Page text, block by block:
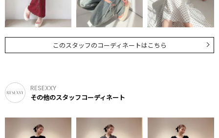
このスタッフのコーディネートはこちら
RESEXXY
その他のスタッフコーディネート